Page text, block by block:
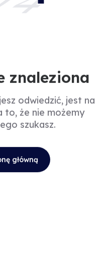
znaleziona
odwiedzić, jest na
to, że nie możemy
szukasz.
główną